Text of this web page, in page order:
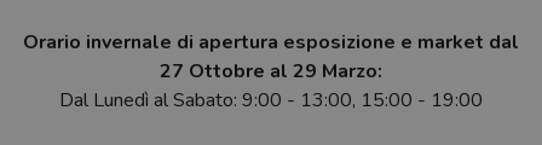
Orario invernale di apertura esposizione e market dal
27 Ottobre al 29 Marzo:
Dal Lunedì al Sabato: 9:00 - 13:00, 15:00 - 19:00